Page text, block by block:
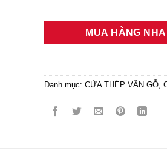
MUA HÀNG
Danh mục: CỬA THÉP VÂN GỖ,